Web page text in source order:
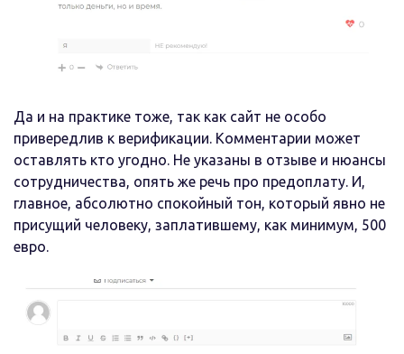
Да и на практике тоже, так как сайт не особо
привередлив к верификации. Комментарии может
оставлять кто угодно. Не указаны в отзыве и нюансы
сотрудничества, опять же речь про предоплату. И,
главное, абсолютно спокойный тон, который явно не
присущий человеку, заплатившему, как минимум, 500
евро.